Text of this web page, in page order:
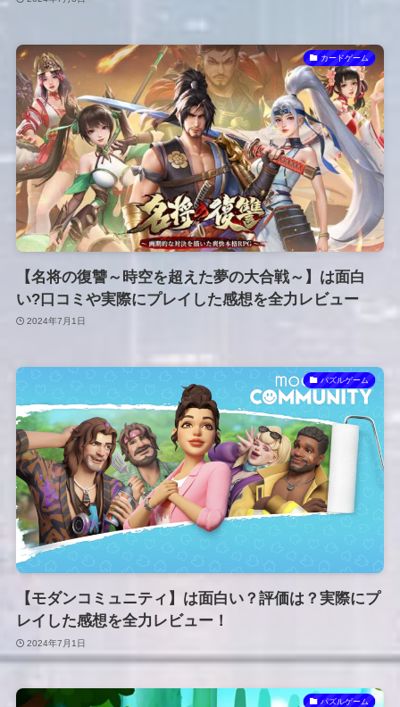
カードゲーム
【名将の復讐～時空を超えた夢の大合戦～】は面白
い?口コミや実際にプレイした感想を全力レビュー
2024年7月1日
パズルゲーム
【モダンコミュニティ】は面白い？評価は？実際にプ
レイした感想を全力レビュー！
2024年7月1日
パズルゲーム